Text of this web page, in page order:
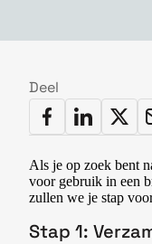
Deel
Als je op zoek bent
voor gebruik in een
zullen we je stap
Stap 1: